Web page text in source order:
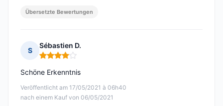
Übersetzte Bewertungen
S
Sébastien D.
Hinweis: 4 von 5
Veröffentlicht am 17/05/2021 à 06h40
nach einem Kauf von 06/05/2021
Schöne Erkenntnis